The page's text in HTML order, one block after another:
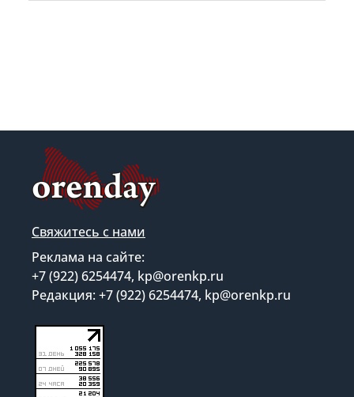
Свяжитесь с нами
Реклама на сайте:
+7 (922) 6254474, kp@orenkp.ru
Редакция: +7 (922) 6254474, kp@orenkp.ru